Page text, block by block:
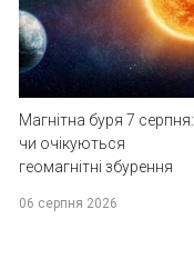
Магнітна буря 7 серпня:
чи очікуються
геомагнітні збурення
06 серпня 2026